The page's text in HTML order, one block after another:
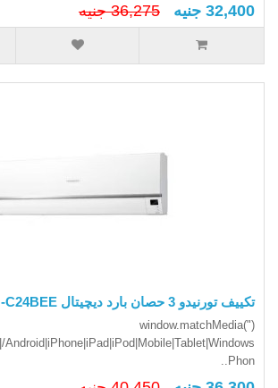
32,400 جنيه 36,275 جنيه
تكييف تورنيدو 3 حصان بارد ديچيتال TH-C24BEE
(window.matchMedia("
Phon..